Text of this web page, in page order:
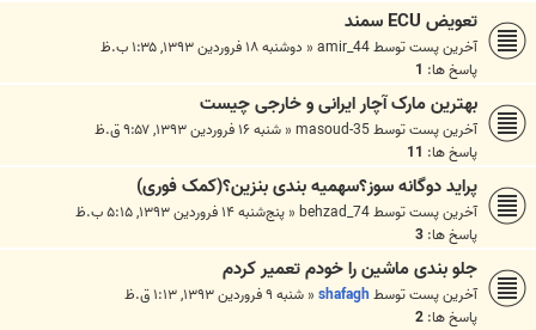
تعویض ECU سمند
آخرین پست توسطamir_44
« دوشنبه ۱۸ فروردین ۱۳۹۳, ۱:۳۵ ب.ظ
پاسخ ها: 1
بهترین مارک آچار ایرانی و خارجی چیست
آخرین پست توسطmasoud-35
« شنبه ۱۶ فروردین ۱۳۹۳, ۹:۵۷ ق.ظ
پاسخ ها: 11
پراید دوگانه سوز؟سهمیه بندی بنزین؟(کمک فوری)
آخرین پست توسطbehzad_74
« پنج‌شنبه ۱۴ فروردین ۱۳۹۳, ۵:۱۵ ب.ظ
پاسخ ها: 3
جلو بندی ماشین را خودم تعمیر کردم
آخرین پست توسطshafagh
« شنبه ۹ فروردین ۱۳۹۳, ۱:۱۳ ق.ظ
پاسخ ها: 2